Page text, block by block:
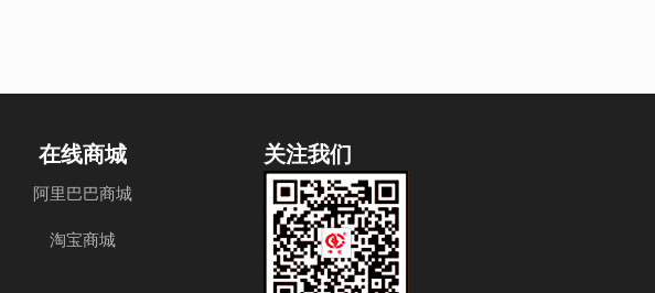
在线商城
阿里巴巴商城
淘宝商城
关注我们